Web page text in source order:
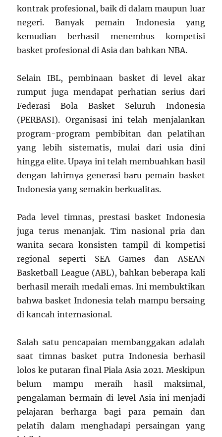
kontrak profesional, baik di dalam maupun luar
negeri. Banyak pemain Indonesia yang
kemudian berhasil menembus kompetisi
basket profesional di Asia dan bahkan NBA.
Selain IBL, pembinaan basket di level akar
rumput juga mendapat perhatian serius dari
Federasi Bola Basket Seluruh Indonesia
(PERBASI). Organisasi ini telah menjalankan
program-program pembibitan dan pelatihan
yang lebih sistematis, mulai dari usia dini
hingga elite. Upaya ini telah membuahkan hasil
dengan lahirnya generasi baru pemain basket
Indonesia yang semakin berkualitas.
Pada level timnas, prestasi basket Indonesia
juga terus menanjak. Tim nasional pria dan
wanita secara konsisten tampil di kompetisi
regional seperti SEA Games dan ASEAN
Basketball League (ABL), bahkan beberapa kali
berhasil meraih medali emas. Ini membuktikan
bahwa basket Indonesia telah mampu bersaing
di kancah internasional.
Salah satu pencapaian membanggakan adalah
saat timnas basket putra Indonesia berhasil
lolos ke putaran final Piala Asia 2021. Meskipun
belum mampu meraih hasil maksimal,
pengalaman bermain di level Asia ini menjadi
pelajaran berharga bagi para pemain dan
pelatih dalam menghadapi persaingan yang